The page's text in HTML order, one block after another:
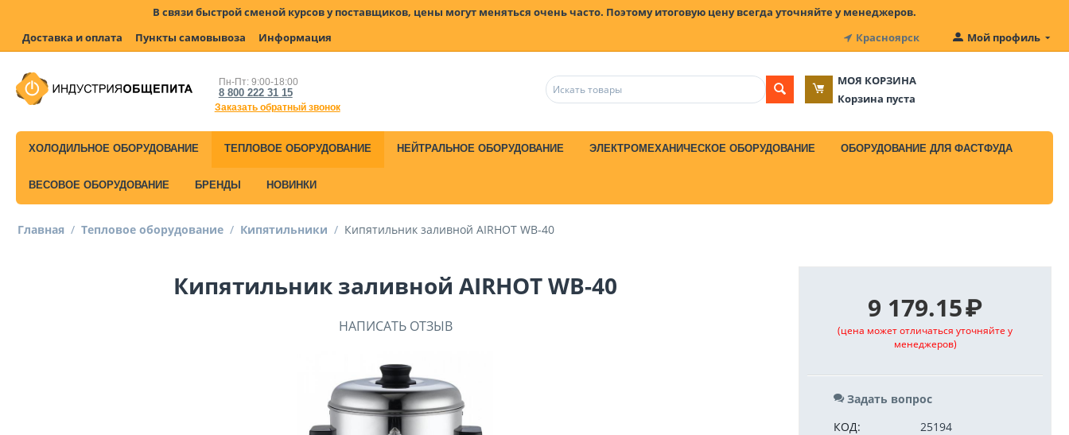
В связи быстрой сменой курсов у поставщиков, цены могут меняться очень часто. Поэтому итоговую цену всегда уточняйте у менеджеров.
Доставка и оплата
Пункты самовывоза Информация Красноярск Мой профиль
Пн-Пт: 9:00-18:00
8 800 222 31 15
Заказать обратный звонок
МОЯ КОРЗИНА
Корзина пуста
ХОЛОДИЛЬНОЕ ОБОРУДОВАНИЕ ТЕПЛОВОЕ ОБОРУДОВАНИЕ НЕЙТРАЛЬНОЕ ОБОРУДОВАНИЕ ЭЛЕКТРОМЕХАНИЧЕСКОЕ ОБОРУДОВАНИЕ ОБОРУДОВАНИЕ ДЛЯ ФАСТФУДА
ВЕСОВОЕ ОБОРУДОВАНИЕ БРЕНДЫ НОВИНКИ
Главная / Тепловое оборудование / Кипятильники / Кипятильник заливной AIRHOT WB-40
Кипятильник заливной AIRHOT WB-40
НАПИСАТЬ ОТЗЫВ
9 179.15₽
(цена может отличаться уточняйте у
менеджеров)
Задать вопрос
КОД:
25194